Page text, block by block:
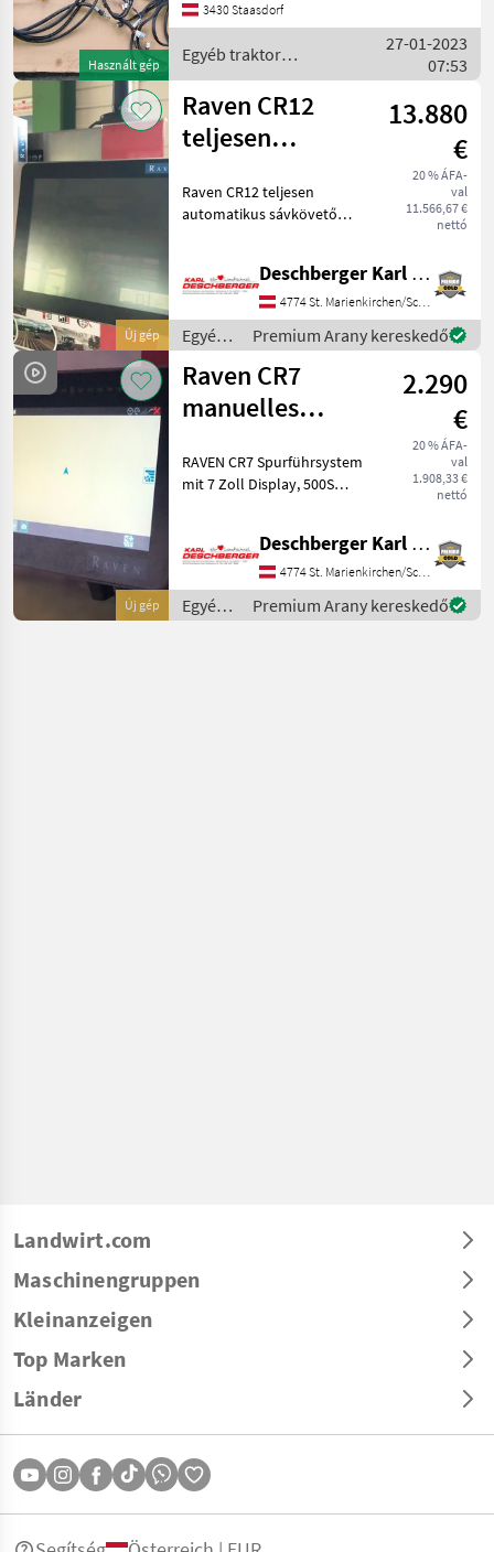
Használt gép
Verkabelung,
traktor t
3430 Staasdorf
Egyéb traktor
tartozékok / Raven
27-01-2023
07:53
Új gép
Raven CR12
teljesen
nyomkövető
13.880
€
20 % ÁFA-
val
11.566,67 €
nettó
Raven CR12 teljesen
automatikus sávkövető
(beépített GSM[1]
modemmel), RTK-
feloldással és kábelezéssel
minden TMR AGR
Deschberger Karl Landtechnik GesmbH & Co KG
4774 St. Marienkirchen/Schärding
Egyéb
traktor
tartozékok
/ Raven
Premium Arany kereskedő
Új gép
Raven CR7
manuelles
2.290
€
20 % ÁFA-
val
1.908,33 €
nettó
RAVEN CR7 Spurführsystem
mit 7 Zoll Display, 500S
Lenkung mit integriertem
Lichtbalken - OHNE
MONTAGE CR7 Hauptmer
Deschberger Karl Landtechnik GesmbH & Co KG
4774 St. Marienkirchen/Schärding
Egyéb
traktor
Premium Arany kereskedő
Landwirt.com
Maschinengruppen
Kleinanzeigen
Top Marken
Länder